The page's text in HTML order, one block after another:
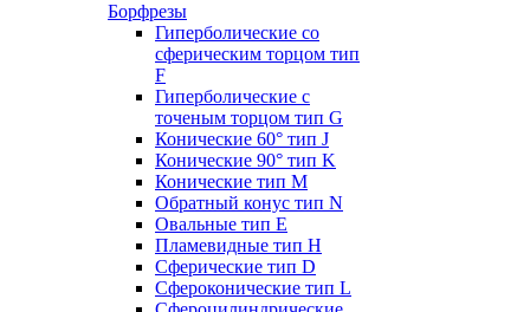
Борфрезы
Гиперболические cо
сферическим торцом тип
F
Гиперболические с
точеным торцом тип G
Конические 60° тип J
Конические 90° тип K
Конические тип M
Обратный конус тип N
Овальные тип E
Пламевидные тип H
Сферические тип D
Сфероконические тип L